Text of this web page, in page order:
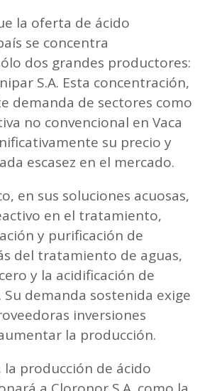
la oferta de ácido
se concentra
dos grandes productores:
S.A. Esta concentración,
demanda de sectores como
no convencional en Vaca
su precio y
escasez en el mercado.
en sus soluciones acuosas,
en el tratamiento,
y purificación de
del tratamiento de aguas,
y la acidificación de
demanda sostenida exige
inversiones
la producción.
producción de ácido